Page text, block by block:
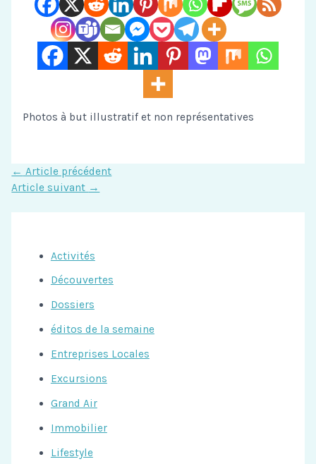
Photos à but illustratif et non représentatives
← Article précédent
Article suivant →
Activités
Découvertes
Dossiers
éditos de la semaine
Entreprises Locales
Excursions
Grand Air
Immobilier
Lifestyle